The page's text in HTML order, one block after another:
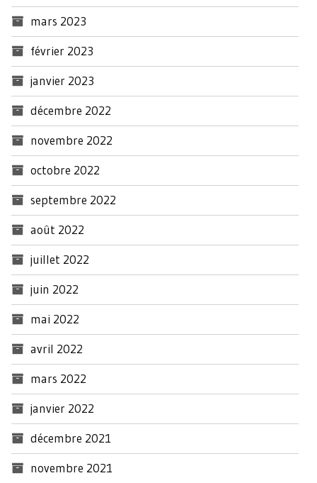
mars 2023
février 2023
janvier 2023
décembre 2022
novembre 2022
octobre 2022
septembre 2022
août 2022
juillet 2022
juin 2022
mai 2022
avril 2022
mars 2022
janvier 2022
décembre 2021
novembre 2021